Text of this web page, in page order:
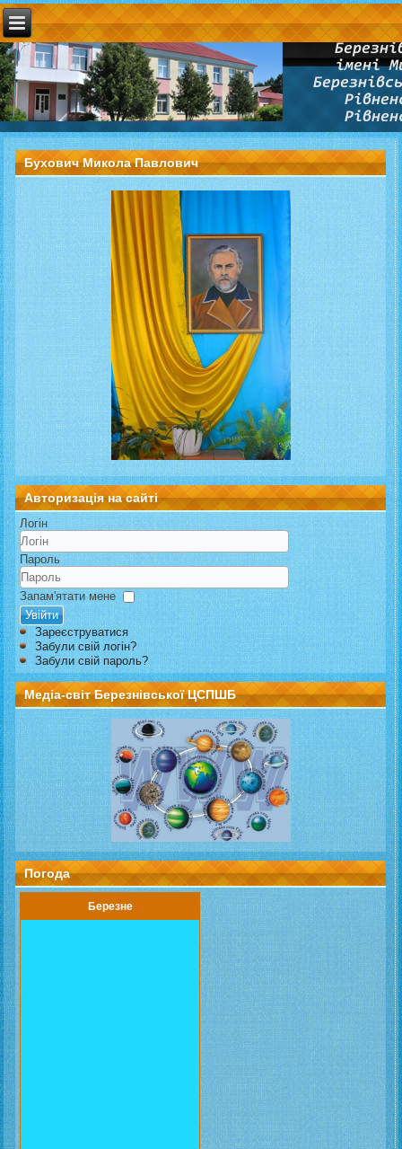
Бухович Микола Павлович
Авторизація на сайті
Логін
Пароль
Запам'ятати мене
Увійти
Зареєструватися
Забули свій логін?
Забули свій пароль?
Медіа-світ Березнівської ЦСПШБ
Погода
Березне